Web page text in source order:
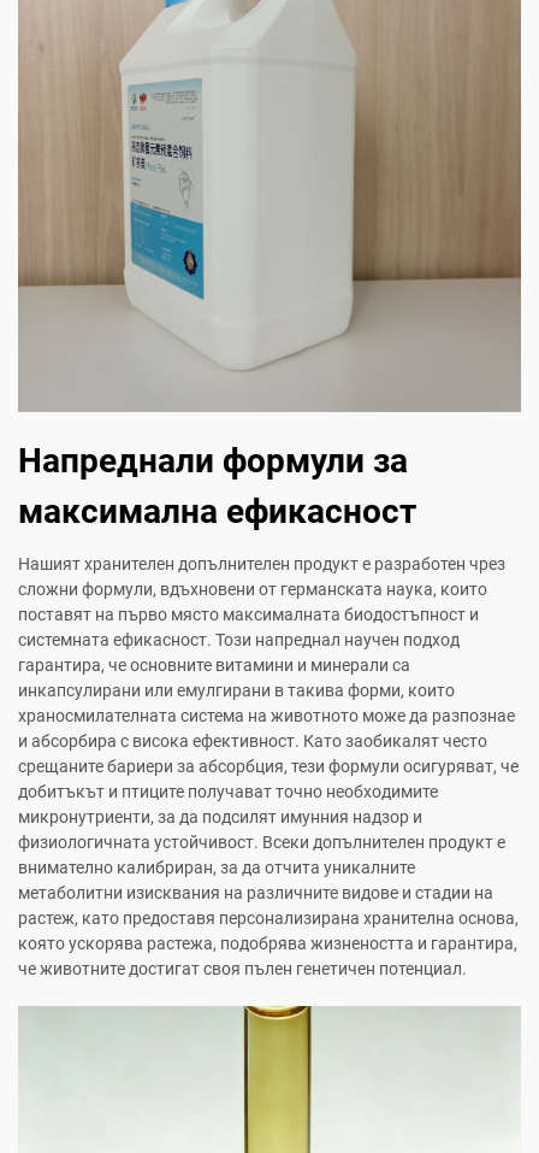
Напреднали формули за
максимална ефикасност
Нашият хранителен допълнителен продукт е разработен чрез
сложни формули, вдъхновени от германската наука, които
поставят на първо място максималната биодостъпност и
системната ефикасност. Този напреднал научен подход
гарантира, че основните витамини и минерали са
инкапсулирани или емулгирани в такива форми, които
храносмилателната система на животното може да разпознае
и абсорбира с висока ефективност. Като заобикалят често
срещаните бариери за абсорбция, тези формули осигуряват, че
добитъкът и птиците получават точно необходимите
микронутриенти, за да подсилят имунния надзор и
физиологичната устойчивост. Всеки допълнителен продукт е
внимателно калибриран, за да отчита уникалните
метаболитни изисквания на различните видове и стадии на
растеж, като предоставя персонализирана хранителна основа,
която ускорява растежа, подобрява жизнеността и гарантира,
че животните достигат своя пълен генетичен потенциал.